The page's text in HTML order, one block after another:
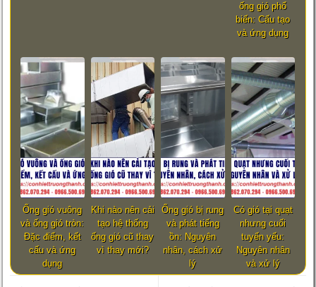
ống gió phổ
biến: Cấu tạo
và ứng dụng
Ống gió vuông
và ống gió tròn:
Đặc điểm, kết
cấu và ứng
dụng
Khi nào nên cải
tạo hệ thống
ống gió cũ thay
vì thay mới?
Ống gió bị rung
và phát tiếng
ồn: Nguyên
nhân, cách xử
lý
Có gió tại quạt
nhưng cuối
tuyến yếu:
Nguyên nhân
và xử lý